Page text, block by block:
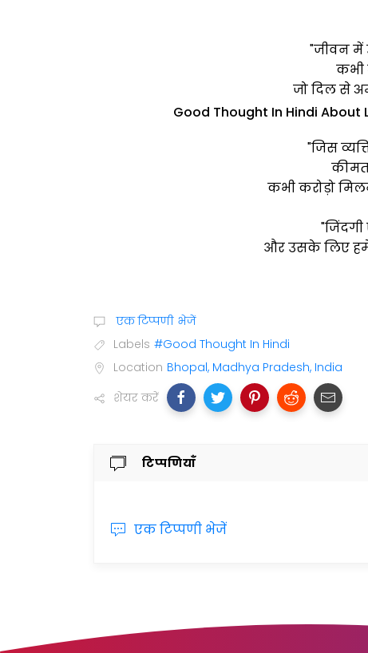
"जीवन में
कभी
जो दिल से
Good Thought In Hindi About
"जिस
कीमत
कभी करोड़ो
और उसके लिए
एक टिप्पणी भेजें
Labels #Good Thought In Hindi
Location Bhopal, Madhya Pradesh, India
शेयर करें
टिप्पणियाँ
एक टिप्पणी भेजें